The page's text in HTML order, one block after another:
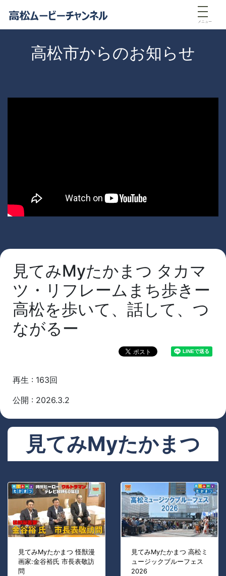
メニュー
高松市からのお知らせ
見てみMyたかまつ タカマ
ツ・リフレームまち歩きー
高松を歩いて、話して、つ
ながるー
再生 : 163回
公開 : 2026.3.2
見てみMyたかまつ
見てみMyたかまつ 怪獣漫
画家:金谷裕氏 市長表敬訪
問
見てみMyたかまつ 高松ミ
ュージックブルーフェス
2026